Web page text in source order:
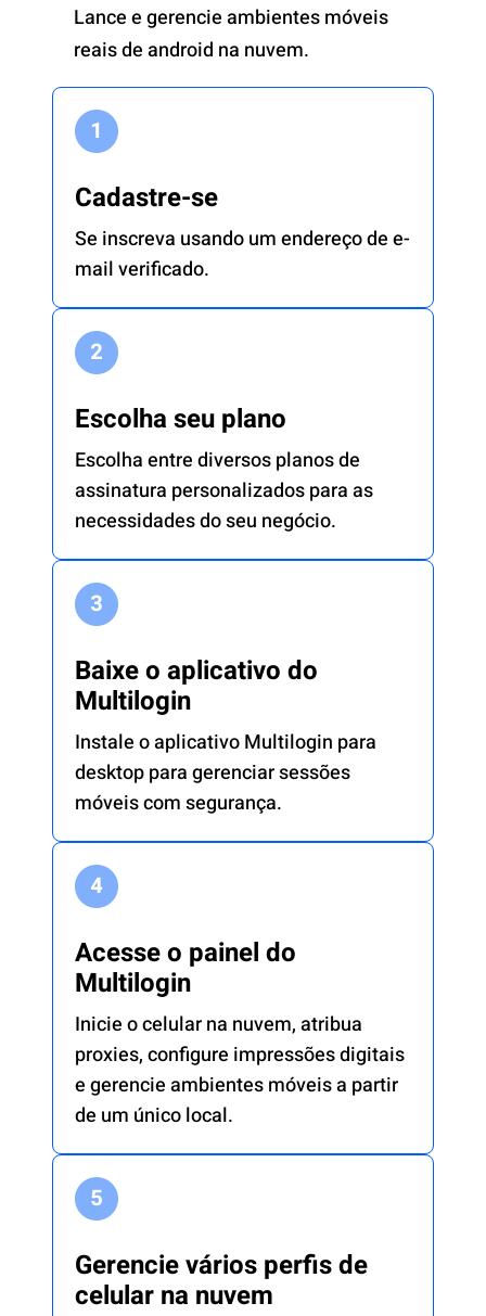
Lance e gerencie ambientes móveis
reais de android na nuvem.
Cadastre-se
Se inscreva usando um endereço de e-
mail verificado.
Escolha seu plano
Escolha entre diversos planos de
assinatura personalizados para as
necessidades do seu negócio.
Baixe o aplicativo do
Multilogin
Instale o aplicativo Multilogin para
desktop para gerenciar sessões
móveis com segurança.
Acesse o painel do
Multilogin
Inicie o celular na nuvem, atribua
proxies, configure impressões digitais
e gerencie ambientes móveis a partir
de um único local.
Gerencie vários perfis de
celular na nuvem